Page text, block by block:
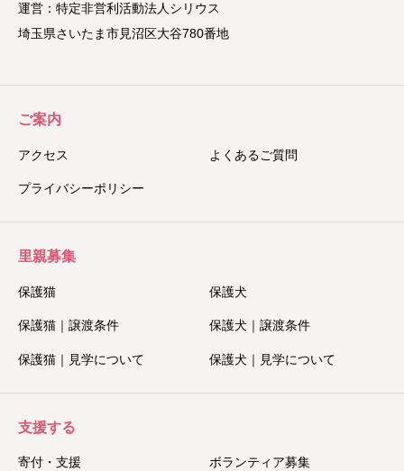
運営：特定非営利活動法人シリウス
埼玉県さいたま市見沼区大谷780番地
ご案内
アクセス よくあるご質問
プライバシーポリシー
里親募集
保護猫 保護犬
保護猫｜譲渡条件 保護犬｜譲渡条件
保護猫｜見学について 保護犬｜見学について
支援する
寄付・支援 ボランティア募集